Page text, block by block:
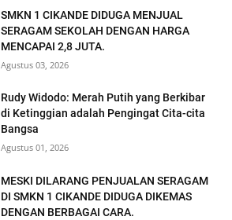
SMKN 1 CIKANDE DIDUGA MENJUAL
SERAGAM SEKOLAH DENGAN HARGA
MENCAPAI 2,8 JUTA.
Agustus 03, 2026
Rudy Widodo: Merah Putih yang Berkibar
di Ketinggian adalah Pengingat Cita-cita
Bangsa
Agustus 01, 2026
MESKI DILARANG PENJUALAN SERAGAM
DI SMKN 1 CIKANDE DIDUGA DIKEMAS
DENGAN BERBAGAI CARA.